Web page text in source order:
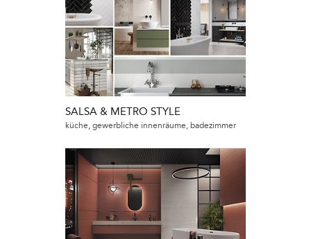
SALSA & METRO STYLE
küche, gewerbliche innenräume, badezimmer